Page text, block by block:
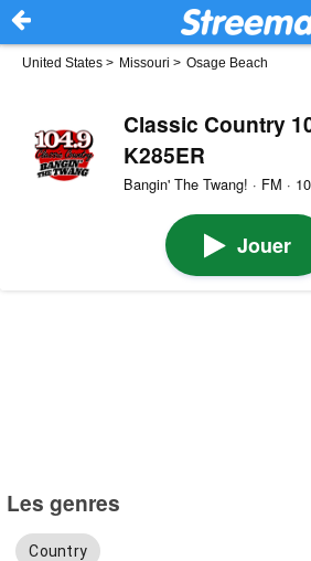
United States > Missouri > Osage Beach
Classic Country
K285ER
Bangin' The Twang! · FM ·
Jouer
Les genres
Country